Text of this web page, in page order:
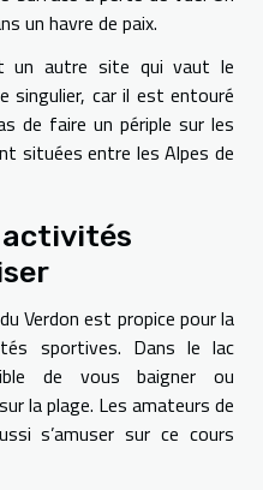
un havre de paix.
un autre site qui vaut le
singulier, car il est entouré
de faire un périple sur les
situées entre les Alpes de
activités
Verdon est propice pour la
sportives. Dans le lac
de vous baigner ou
la plage. Les amateurs de
s’amuser sur ce cours